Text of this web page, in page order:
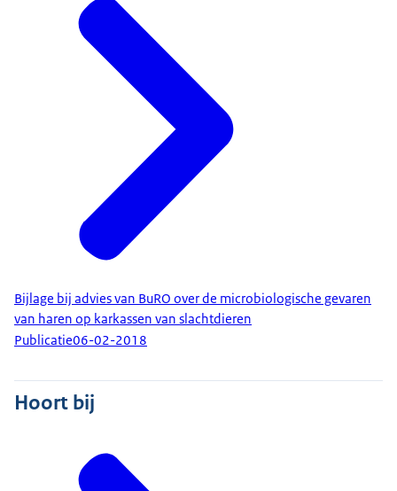
Bijlage bij advies van BuRO over de microbiologische gevaren
van haren op karkassen van slachtdieren
Publicatie06-02-2018
Hoort bij